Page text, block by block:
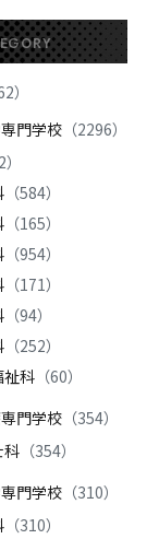
）
門学校 （2296）
（584）
（165）
（954）
（171）
（94）
（252）
祉科 （60）
門学校 （354）
科 （354）
門学校 （310）
（310）